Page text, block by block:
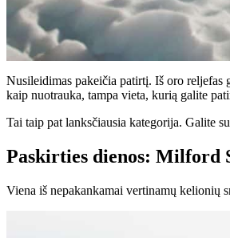
Nusileidimas pakeičia patirtį. Iš oro reljefas
kaip nuotrauka, tampa vieta, kurią galite
Tai taip pat lanksčiausia kategorija. Galite
Paskirties dienos: Milford
Viena iš nepakankamai vertinamų kelionių